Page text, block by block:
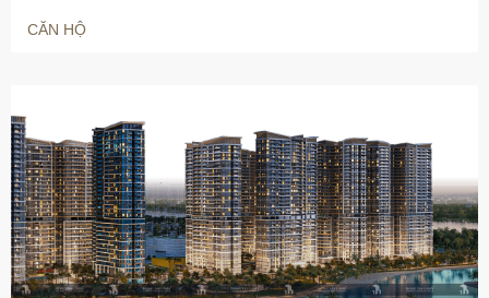
CĂN HỘ